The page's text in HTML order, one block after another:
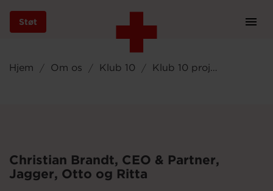
hovedindhold
Støt
Bliv frivillig
Hjem Om os Klub 10 Klub 10 projekter
Christian Brandt, CEO & Partner,
Jagger, Otto og Ritta